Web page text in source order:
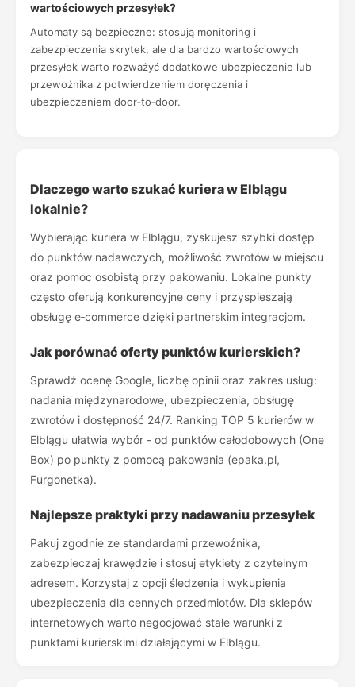
wartościowych przesyłek?
Automaty są bezpieczne: stosują monitoring i
zabezpieczenia skrytek, ale dla bardzo wartościowych
przesyłek warto rozważyć dodatkowe ubezpieczenie lub
przewoźnika z potwierdzeniem doręczenia i
ubezpieczeniem door‑to‑door.
Dlaczego warto szukać kuriera w Elblągu
lokalnie?
Wybierając kuriera w Elblągu, zyskujesz szybki dostęp
do punktów nadawczych, możliwość zwrotów w miejscu
oraz pomoc osobistą przy pakowaniu. Lokalne punkty
często oferują konkurencyjne ceny i przyspieszają
obsługę e‑commerce dzięki partnerskim integracjom.
Jak porównać oferty punktów kurierskich?
Sprawdź ocenę Google, liczbę opinii oraz zakres usług:
nadania międzynarodowe, ubezpieczenia, obsługę
zwrotów i dostępność 24/7. Ranking TOP 5 kurierów w
Elblągu ułatwia wybór - od punktów całodobowych (One
Box) po punkty z pomocą pakowania (epaka.pl,
Furgonetka).
Najlepsze praktyki przy nadawaniu przesyłek
Pakuj zgodnie ze standardami przewoźnika,
zabezpieczaj krawędzie i stosuj etykiety z czytelnym
adresem. Korzystaj z opcji śledzenia i wykupienia
ubezpieczenia dla cennych przedmiotów. Dla sklepów
internetowych warto negocjować stałe warunki z
punktami kurierskimi działającymi w Elblągu.